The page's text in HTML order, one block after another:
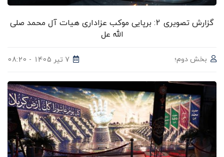
گزارش تصویری 2: برپایی موکب عزاداری هیات آل محمد صلی
الله عل
بخش دوم؛ 7 تیر 1405 - 08:20